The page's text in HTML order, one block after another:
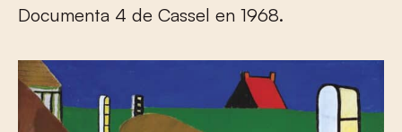
Documenta 4 de Cassel en 1968.